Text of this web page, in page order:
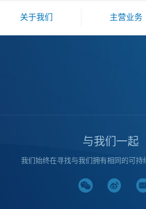
关于我们 主营业务
与我们一起
我们始终在寻找与我们拥有相同的可持